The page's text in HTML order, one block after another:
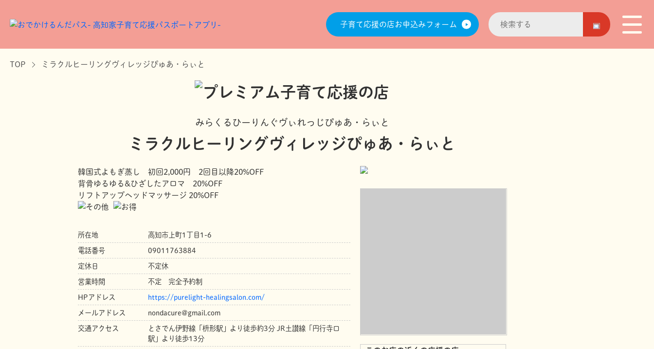
子育て応援の店お申込みフォーム
TOP ミラクルヒーリングヴィレッジぴゅあ・らぃと
みらくるひーりんぐヴぃれっじぴゅあ・らぃと
ミラクルヒーリングヴィレッジぴゅあ・らぃと
韓国式よもぎ蒸し 初回2,000円 2回目以降20%OFF
背骨ゆるゆる&ひざしたアロマ 20%OFF
リフトアップヘッドマッサージ 20%OFF
所在地 高知市上町1丁目1-6
電話番号 09011763884
定休日 不定休
営業時間 不定 完全予約制
HPアドレス https://purelight-healingsalon.com/
メールアドレス nondacure@gmail.com
交通アクセス
とさでん伊野線「枡形駅」より徒歩約3分 JR土讃線「円行寺口
駅」より徒歩13分